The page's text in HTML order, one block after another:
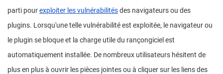
parti pourexploiter les vulnérabilitésdes navigateurs ou des
plugins. Lorsqu'une telle vulnérabilité est exploitée, le navigateur ou
le plugin se bloque et la charge utile du rançongiciel est
automatiquement installée. De nombreux utilisateurs hésitent de
plus en plus à ouvrir les pièces jointes ou à cliquer sur les liens des